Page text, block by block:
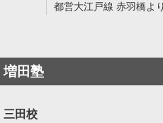
都営大江戸線 赤羽橋よ
増田塾
三田校